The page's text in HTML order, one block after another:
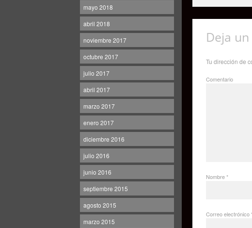
mayo 2018
abril 2018
noviembre 2017
octubre 2017
julio 2017
abril 2017
marzo 2017
enero 2017
diciembre 2016
julio 2016
junio 2016
septiembre 2015
agosto 2015
marzo 2015
Deja
Tu dirección de
Comentario
Nombre*
Correo electrónico